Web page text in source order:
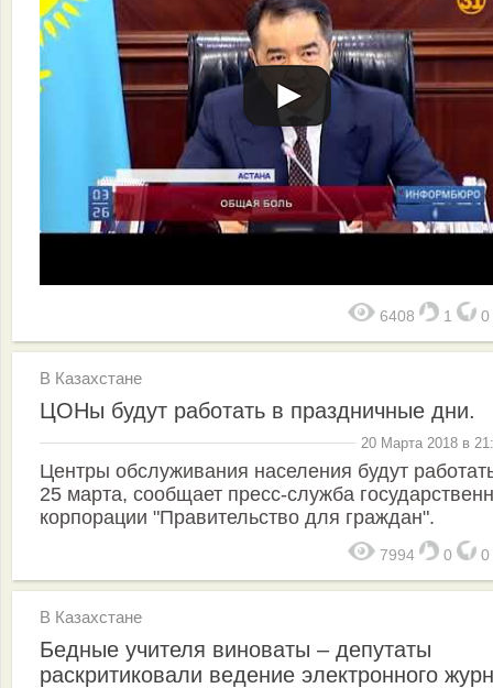
6408 1 0
В Казахстане
ЦОНы будут работать в праздничные дни.
20 Марта 2018 в
Центры обслуживания населения будут
25 марта, сообщает пресс-служба
корпорации "Правительство для граждан".
7994 0 0
В Казахстане
Бедные учителя виноваты – депутаты
раскритиковали ведение электронного